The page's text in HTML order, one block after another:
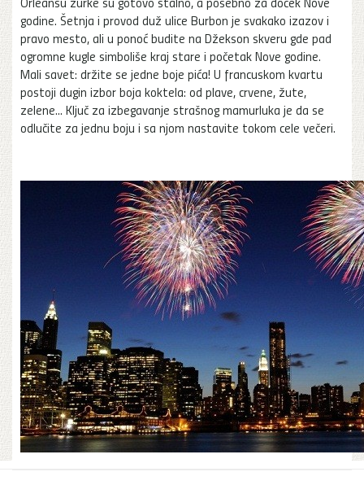
godine. Šetnja i provod duž ulice Burbon je svakako izazov i
pravo mesto, ali u ponoć budite na Džekson skveru gde pad
ogromne kugle simboliše kraj stare i početak Nove godine.
Mali savet: držite se jedne boje pića! U francuskom kvartu
postoji dugin izbor boja koktela: od plave, crvene, žute,
zelene... Ključ za izbegavanje strašnog mamurluka je da se
odlučite za jednu boju i sa njom nastavite tokom cele večeri.